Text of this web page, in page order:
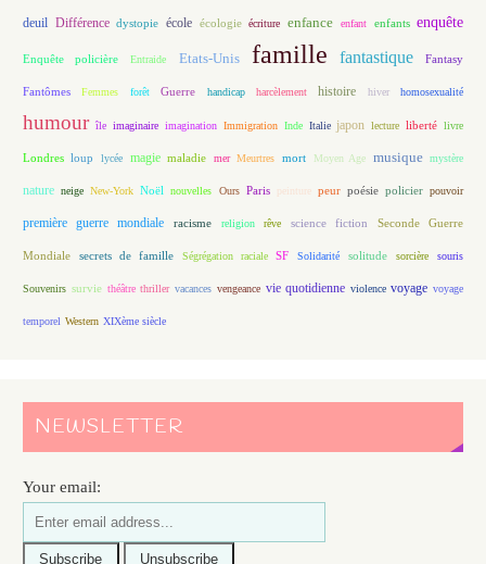
deuil Différence dystopie école écologie écriture enfance enfant enfants enquête
Enquête policière Entraide Etats-Unis famille fantastique Fantasy
Fantômes Femmes forêt Guerre handicap harcèlement histoire hiver homosexualité
humour île imaginaire imagination Immigration Inde Italie japon lecture liberté livre
Londres loup lycée magie maladie mer Meurtres mort Moyen Age musique mystère
nature neige New-York Noël nouvelles Ours Paris peinture peur poésie policier pouvoir
première guerre mondiale racisme religion rêve science fiction Seconde Guerre
Mondiale secrets de famille Ségrégation raciale SF Solidarité solitude sorcière souris
Souvenirs survie théâtre thriller vacances vengeance vie quotidienne violence voyage voyage
temporel Western XIXème siècle
NEWSLETTER
Your email: